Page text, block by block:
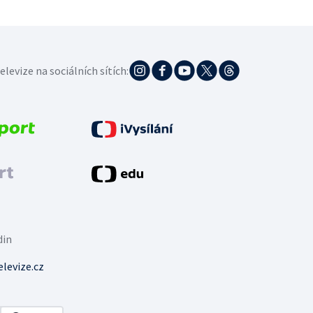
na sociálních sítích: